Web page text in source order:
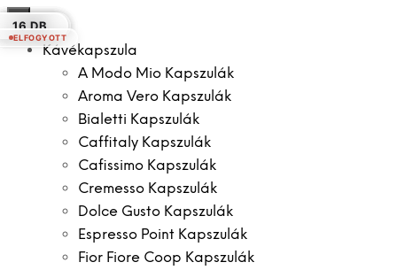
×
Kávékapszula
A Modo Mio Kapszulák
Aroma Vero Kapszulák
Bialetti Kapszulák
Caffitaly Kapszulák
Cafissimo Kapszulák
Cremesso Kapszulák
Dolce Gusto Kapszulák
Espresso Point Kapszulák
Fior Fiore Coop Kapszulák
16 DB.
30 DB.
12 DB.
30 DB.
16 DB.
12 DB.
16 DB.
ELFOGYOTT